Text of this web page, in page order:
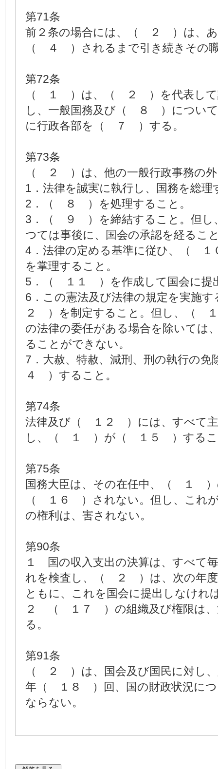
第71条
前２条の場合には、（ ２ ）は、
（ ４ ）されるまで引き続きその
第72条
（ １ ）は、（ ２ ）を代表して
し、一般国務及び（ ８ ）につい
に行政各部を（ ７ ）する。
第73条
（ ２ ）は、他の一般行政事務の
1．法律を誠実に執行し、国務を総理
2．（ ８ ）を処理すること。
3．（ ９ ）を締結すること。但し
つては事後に、国会の承認を経るこ
4．法律の定める基準に従ひ、（
を掌理すること。
5．（ １１ ）を作成して国会に提
6．この憲法及び法律の規定を実施
２ ）を制定すること。但し、（
の法律の委任がある場合を除いて
ることができない。
7．大赦、特赦、減刑、刑の執行の
４ ）すること。
第74条
法律及び（ １２ ）には、すべて主
し、（ １ ）が（ １５ ）する
第75条
国務大臣は、その在任中、（ １ ）
（ １６ ）されない。但し、こ
の権利は、害されない。
第90条
１ 国の収入支出の決算は、すべ
れを検査し、（ ２ ）は、次の年度
ともに、これを国会に提出しなけれ
２ （ １７ ）の組織及び権限は、
る。
第91条
（ ２ ）は、国会及び国民に対し
年（ １８ ）回、国の財政状況につ
ならない。